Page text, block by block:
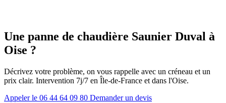
Une panne de chaudière Saunier Duval à
Oise ?
Décrivez votre problème, on vous rappelle avec un créneau et un
prix clair. Intervention 7j/7 en Île-de-France et dans l'Oise.
Appeler le 06 44 64 09 80 Demander un devis